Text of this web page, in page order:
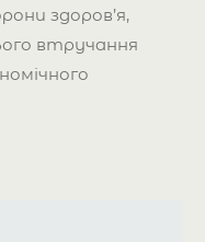
здоров’я,
втручання